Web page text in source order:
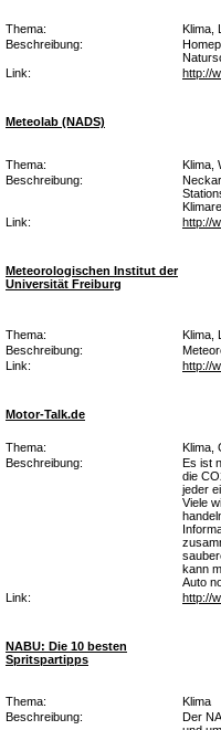
Thema:
Klima,
Beschreibung:
Link:
http://
Meteolab (NADS)
Thema:
Klima,
Beschreibung:
Link:
http://
Meteorologischen Institut der
Universität Freiburg
Thema:
Klima,
Beschreibung:
Link:
http://
Motor-Talk.de
Thema:
Klima,
Beschreibung:
Es ist
die
jeder
Viele
kann
Auto
Link:
http://
NABU: Die 10 besten
Spritspartipps
Thema:
Klima
Beschreibung:
Der